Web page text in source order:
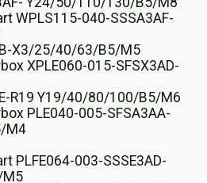
WPLS115-040-SSSA3AF-
X3/25/40/63/B5/M5
XPLE060-015-SFSX3AD-
R19 Y19/40/80/100/B5/M6
PLE040-005-SFSA3AA-
M4
PLFE064-003-SSSE3AD-
M5